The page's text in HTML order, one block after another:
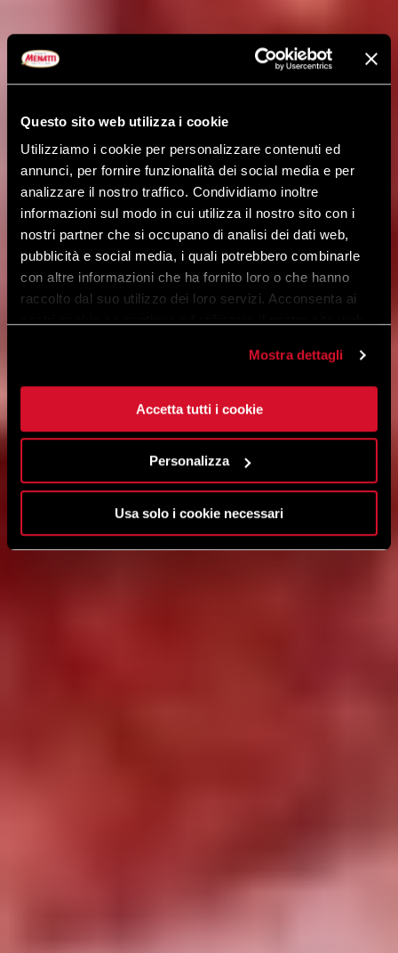
Questo sito web utilizza i cookie
Utilizziamo i cookie per personalizzare contenuti ed
annunci, per fornire funzionalità dei social media e per
analizzare il nostro traffico. Condividiamo inoltre
informazioni sul modo in cui utilizza il nostro sito con i
nostri partner che si occupano di analisi dei dati web,
pubblicità e social media, i quali potrebbero combinarle
con altre informazioni che ha fornito loro o che hanno
raccolto dal suo utilizzo dei loro servizi. Acconsenta ai
Mostra dettagli
Accetta tutti i cookie
Personalizza
Usa solo i cookie necessari